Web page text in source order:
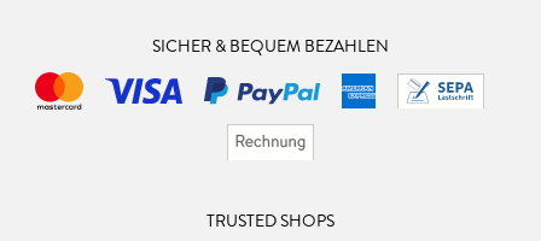
SICHER & BEQUEM BEZAHLEN
TRUSTED SHOPS